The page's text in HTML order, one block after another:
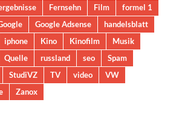
Fernsehn Film
formel 1
Google Adsense
handelsblatt
iphone Kino Kinofilm
Musik
Quelle russland seo
Spam
StudiVZ TV video
VW
Zanox